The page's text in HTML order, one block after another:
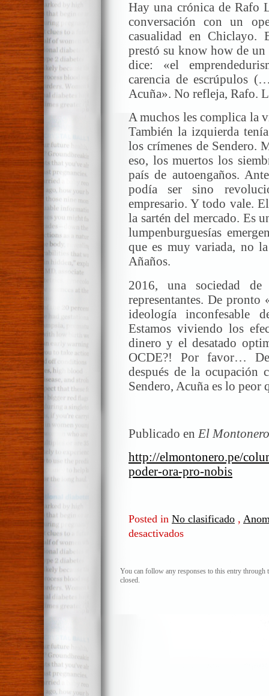
Hay una crónica de
conversación con un
casualidad en Chiclayo.
prestó su know how de
dice: «el
carencia de escrúpulos
Acuña». No refleja, Rafo.
A muchos les complica la
También la izquierda
los crímenes de Sendero.
eso, los muertos los
país de autoengaños.
podía ser sino
empresario. Y todo vale.
la sartén del mercado. Es
lumpenburguesías
que es muy variada, no
Añaños.
2016, una sociedad de
representantes. De
ideología inconfesable
Estamos viviendo los
dinero y el desatado
OCDE?! Por favor…
después de la ocupación
Sendero, Acuña es lo peor
Publicado en El
http://elmontonero.pe/
poder-ora-pro-nobis
Posted in No clasificado ,
desactivados
o
You can follow any responses to this entry through
closed.